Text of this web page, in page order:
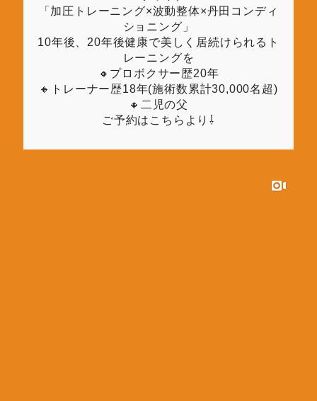
「加圧トレーニング×波動整体×丹田コンディ
ショニング」
10年後、20年後健康で美しく居続けられるト
レーニングを
🔸プロボクサー歴20年
🔸トレーナー歴18年(施術数累計30,000名超)
🔸二児の父
ご予約はこちらより⇩